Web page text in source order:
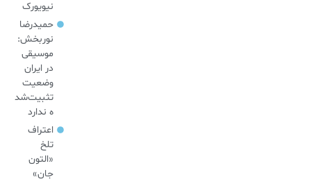
نیویورک
حمیدرضا
نوربخش:
موسیقی
در ایران
وضعیت
تثبیت‌شد
ه ندارد
اعتراف
تلخ
«التون
جان»